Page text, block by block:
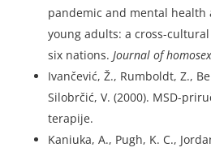
pandemic and mental health
young adults: a cross-
six nations. Journal of
Ivančević, Ž., Rumboldt, Z.,
Silobrčić, V. (2000). MSD-
terapije.
Kaniuka, A., Pugh, K. C.,